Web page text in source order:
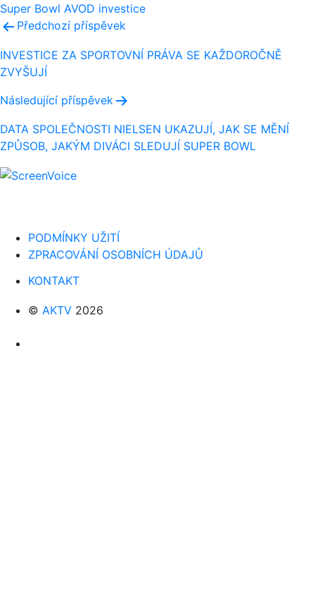
Super Bowl AVOD investice
Navigace
pro
příspěvek
Předchozí příspěvek
INVESTICE ZA SPORTOVNÍ PRÁVA SE KAŽDOROČNĚ
ZVYŠUJÍ
Následující příspěvek
DATA SPOLEČNOSTI NIELSEN UKAZUJÍ, JAK SE MĚNÍ
ZPŮSOB, JAKÝM DIVÁCI SLEDUJÍ SUPER BOWL
PODMÍNKY UŽITÍ
ZPRACOVÁNÍ OSOBNÍCH ÚDAJŮ
KONTAKT
© AKTV 2026